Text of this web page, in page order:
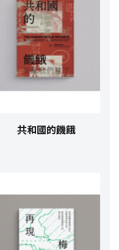
共和國的饑餓